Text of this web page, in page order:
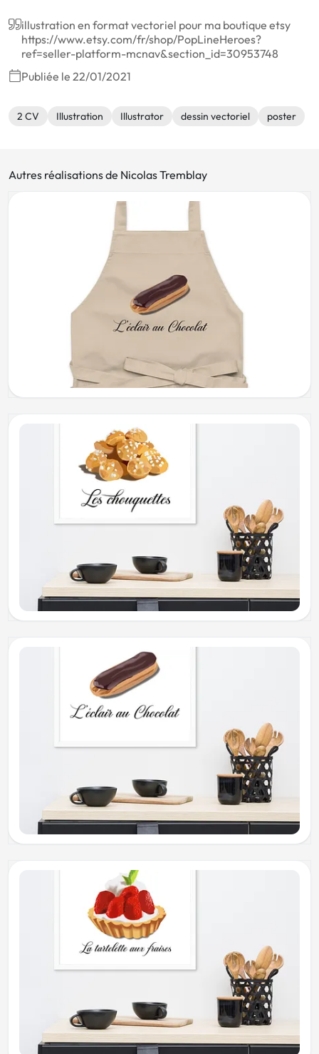
illustration en format vectoriel pour ma boutique etsy
https://www.etsy.com/fr/shop/PopLineHeroes?
ref=seller-platform-mcnav&section_id=30953748
Publiée le 22/01/2021
2 CV Illustration Illustrator dessin vectoriel poster
Autres réalisations de Nicolas Tremblay